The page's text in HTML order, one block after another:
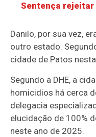
Sentença
Danilo, por sua vez,
outro estado.
cidade de Patos
Segundo a DHE, a
homicidios há cerca
delegacia
elucidação de 100%
neste ano de 2025.